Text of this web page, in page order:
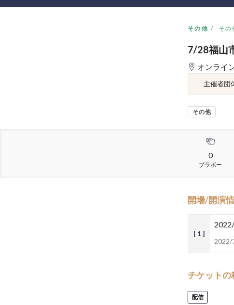
その他 その
7/28福山
オンライ
主催者団
その他
0
ブラボー
開場/開演
[ 1 ]
2022/
チケット
配信